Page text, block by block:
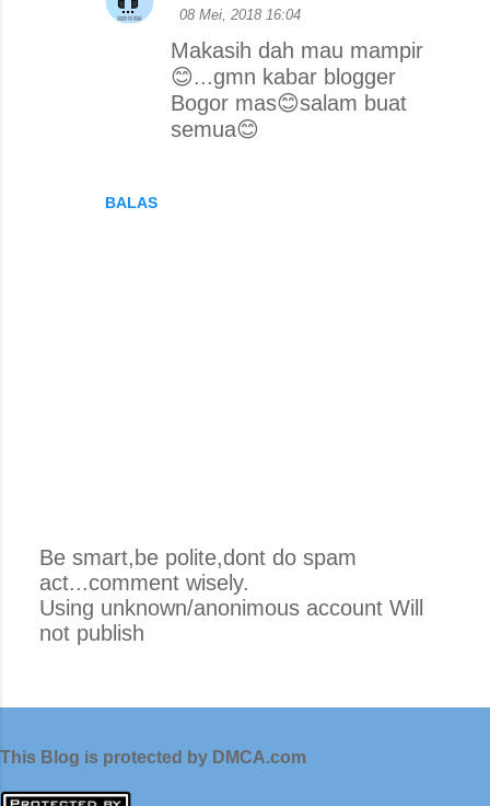
BALAS
08 Mei, 2018 16:04
Makasih dah mau mampir
😊...gmn kabar blogger
Bogor mas😊salam buat
semua😊
P
o
s
n
K
o
Be smart,be polite,dont do spam
act...comment wisely.
Using unknown/anonimous account Will
not publish
This Blog is protected by DMCA.com